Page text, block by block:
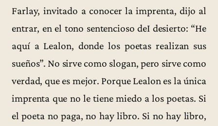
Farlay, invitado a conocer la imprenta, dijo al
entrar, en el tono sentencioso deI desierto: “He
aquí a Lealon, donde los poetas realizan sus
sueños”. No sirve como slogan, pero sirve como
verdad, que es mejor. Porque Lealon es la única
imprenta que no le tiene miedo a los poetas. Si
el poeta no paga, no hay libro. Si no hay libro,